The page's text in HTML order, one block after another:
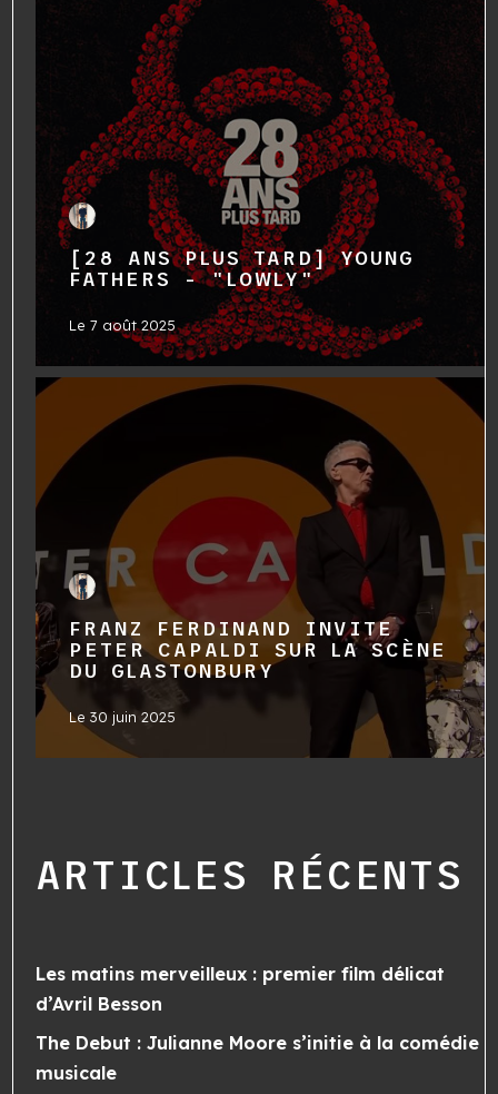
[28 ANS PLUS TARD] YOUNG
FATHERS - "LOWLY"
Le7 août 2025
FRANZ FERDINAND INVITE
PETER CAPALDI SUR LA SCÈNE
DU GLASTONBURY
Le30 juin 2025
ARTICLES RÉCENTS
Les matins merveilleux : premier film délicat
d’Avril Besson
The Debut : Julianne Moore s’initie à la comédie
musicale